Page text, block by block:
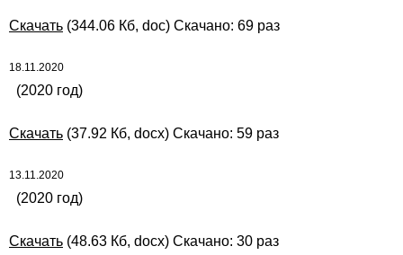
Скачать (344.06 Кб, doc) Скачано: 69 раз
18.11.2020
(2020 год)
Скачать (37.92 Кб, docx) Скачано: 59 раз
13.11.2020
(2020 год)
Скачать (48.63 Кб, docx) Скачано: 30 раз